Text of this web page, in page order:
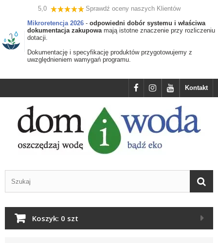
5,0
Sprawdź oceny naszych Klientów
Mikroretencja 2026 - odpowiedni dobór systemu i właściwa
dokumentacja zakupowamają istotne znaczenie przy rozliczeniu
dotacji.
Dokumentację i specyfikację produktów przygotowujemy z
uwzględnieniem wamygań programu.
Kontakt
Koszyk: 0 szt